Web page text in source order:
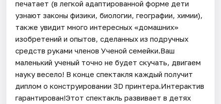
печатает (в легкой адаптированной форме дети
узнают законы физики, биологии, географии, химии),
также увидит много интересных «домашних»
изобретений и опытов, сделанных из подручных
средств руками членов Ученой семейки.Ваш
маленький ученый точно не будет скучать, двигаем
науку весело! В конце спектакля каждый получит
диплом о конструировании 3D принтера.Интерактив
гарантирован!Этот спектакль развивает в детях